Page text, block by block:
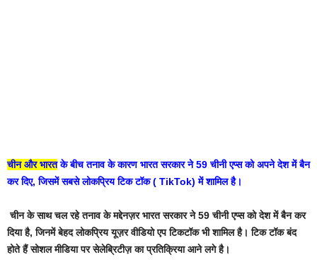
चीन और भारतके बीच तनाव के कारण भारत सरकार ने 59 चीनी एप्स को अपने देश में बैन
कर दिए, जिसमें सबसे लोकप्रिय टिक टॉक ( TikTok) में शामिल है।
चीन के साथ चल रहे तनाव के मद्देनज़र भारत सरकार ने 59 चीनी एप्स को देश में बैन कर
दिया है, जिनमें बेहद लोकप्रिय यूज़र वीडियो एप टिकटॉक भी शामिल है। टिक टॉक बंद
होते हैं सोशल मीडिया पर सेलेब्रिटीज़ का प्रतिक्रिया आने लगे है।